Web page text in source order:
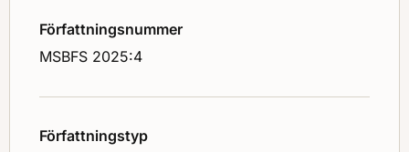
Författningsnummer
MSBFS 2025:4
Författningstyp